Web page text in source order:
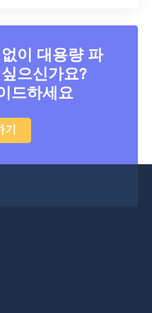
이 대용량 파
으신가요?
드하세요